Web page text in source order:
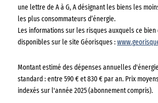
une lettre de A à G, A désignant les biens les
les plus consommateurs d’énergie.
Les informations sur les risques auxquels ce bien
disponibles sur le site Géorisques :
Montant estimé des dépenses annuelles
standard : entre 590 € et 830 € par an. Prix
indexés sur l'année 2025 (abonnement compris).